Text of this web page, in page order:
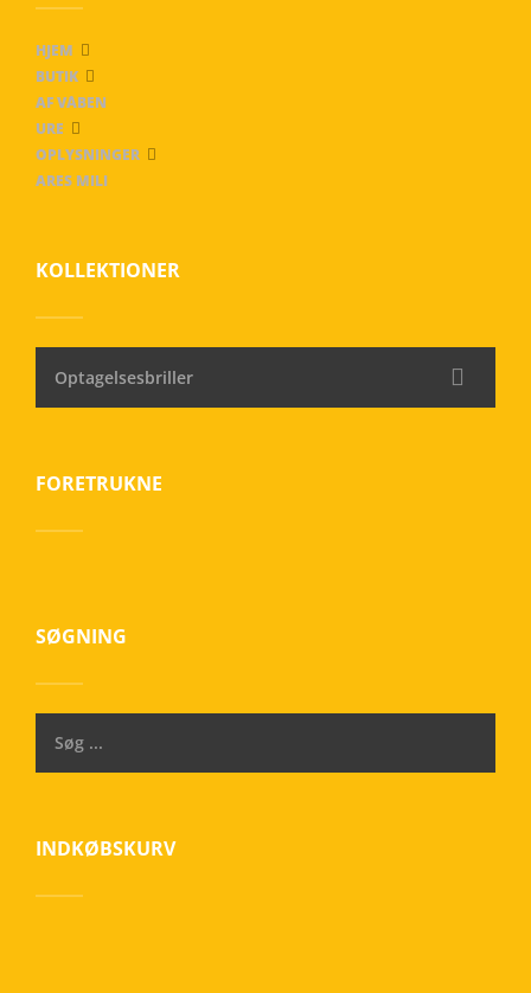
HJEM
BUTIK
AF VÅBEN
URE
OPLYSNINGER
ARES MILI
KOLLEKTIONER
Optagelsesbriller
FORETRUKNE
SØGNING
INDKØBSKURV